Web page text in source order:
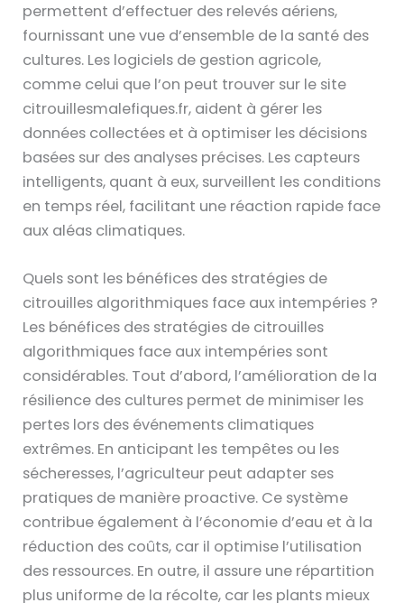
permettent d’effectuer des relevés aériens,
fournissant une vue d’ensemble de la santé des
cultures. Les logiciels de gestion agricole,
comme celui que l’on peut trouver sur le site
citrouillesmalefiques.fr, aident à gérer les
données collectées et à optimiser les décisions
basées sur des analyses précises. Les capteurs
intelligents, quant à eux, surveillent les conditions
en temps réel, facilitant une réaction rapide face
aux aléas climatiques.
Quels sont les bénéfices des stratégies de
citrouilles algorithmiques face aux intempéries ?
Les bénéfices des stratégies de citrouilles
algorithmiques face aux intempéries sont
considérables. Tout d’abord, l’amélioration de la
résilience des cultures permet de minimiser les
pertes lors des événements climatiques
extrêmes. En anticipant les tempêtes ou les
sécheresses, l’agriculteur peut adapter ses
pratiques de manière proactive. Ce système
contribue également à l’économie d’eau et à la
réduction des coûts, car il optimise l’utilisation
des ressources. En outre, il assure une répartition
plus uniforme de la récolte, car les plants mieux